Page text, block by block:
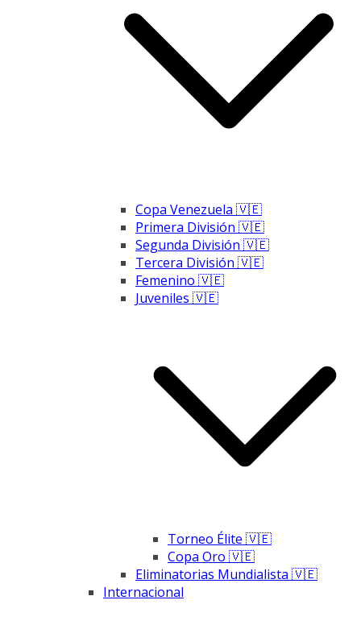
Copa Venezuela 🇻🇪
Primera División 🇻🇪
Segunda División 🇻🇪
Tercera División 🇻🇪
Femenino 🇻🇪
Juveniles 🇻🇪
Torneo Élite 🇻🇪
Copa Oro 🇻🇪
Eliminatorias Mundialista 🇻🇪
Internacional